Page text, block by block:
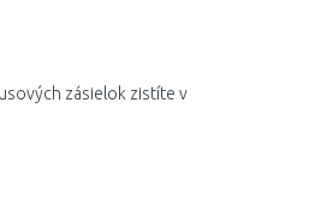
zásielok zistíte v